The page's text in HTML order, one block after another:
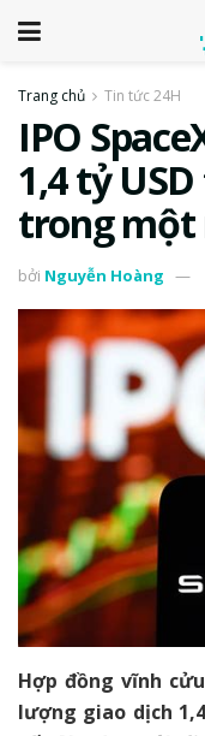
Trang chủ Tin tức 24H
IPO
1,4 tỷ
trong một
bởi Nguyễn Hoàng
Hợp đồng vĩnh
lượng giao dịch